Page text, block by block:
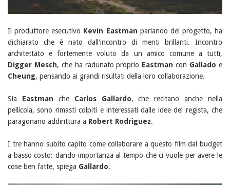
Il produttore esecutivo Kevin Eastman parlando del progetto, ha
dichiarato che è nato dall'incontro di menti brillanti. Incontro
architettato e fortemente voluto da un amico comune a tutti,
Digger Mesch, che ha radunato proprio Eastman con Gallado e
Cheung, pensando ai grandi risultati della loro collaborazione.
Sia Eastman che Carlos Gallardo, che recitano anche nella
pellicola, sono rimasti colpiti e interessati dalle idee del regista, che
paragonano addirittura a Robert Rodriguez.
I tre hanno subito capito come collaborare a questo film dal budget
a basso costo: dando importanza al tempo che ci vuole per avere le
cose ben fatte, spiega Gallardo.